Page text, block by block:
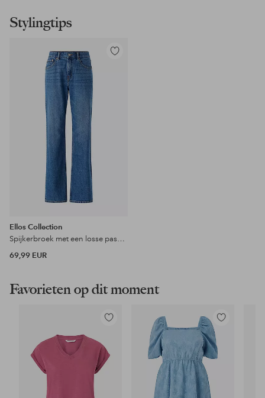
Stylingtips
Toevoegen
Ellos Collection
Spijkerbroek met een losse pasvorm
69,99 EUR
Favorieten op dit moment
Toevoegen
favorieten
Toevoegen
aan
favorieten